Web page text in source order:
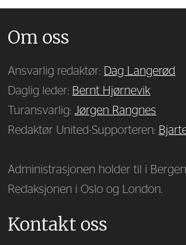
Om oss
Ansvarlig redaktør: Dag Langerød
Daglig leder: Bernt Hjørnevik
Turansvarlig:Jørgen Rangnes
Redaktør United-Supporteren:
Administrasjonen holder til i
Redaksjonen i Oslo og London.
Kontakt oss